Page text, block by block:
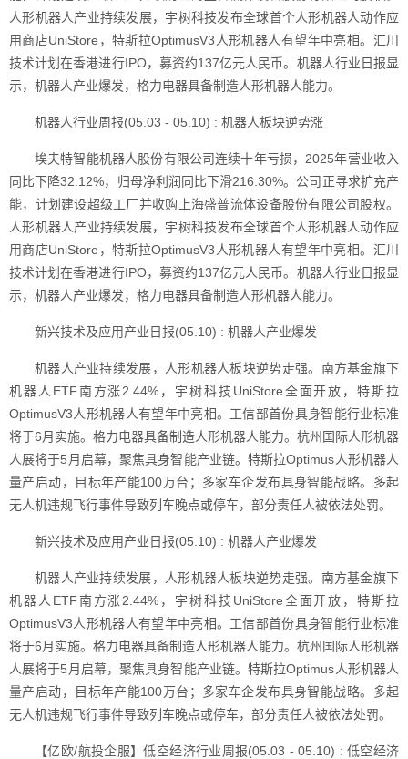
人形机器人产业持续发展，宇树科技发布全球首个人形机器人动作应
用商店UniStore，特斯拉OptimusV3人形机器人有望年中亮相。汇川
技术计划在香港进行IPO，募资约137亿元人民币。机器人行业日报显
示，机器人产业爆发，格力电器具备制造人形机器人能力。
机器人行业周报(05.03 - 05.10) : 机器人板块逆势涨
埃夫特智能机器人股份有限公司连续十年亏损，2025年营业收入
同比下降32.12%，归母净利润同比下滑216.30%。公司正寻求扩充产
能，计划建设超级工厂并收购上海盛普流体设备股份有限公司股权。
人形机器人产业持续发展，宇树科技发布全球首个人形机器人动作应
用商店UniStore，特斯拉OptimusV3人形机器人有望年中亮相。汇川
技术计划在香港进行IPO，募资约137亿元人民币。机器人行业日报显
示，机器人产业爆发，格力电器具备制造人形机器人能力。
新兴技术及应用产业日报(05.10) : 机器人产业爆发
机器人产业持续发展，人形机器人板块逆势走强。南方基金旗下
机器人ETF南方涨2.44%，宇树科技UniStore全面开放，特斯拉
OptimusV3人形机器人有望年中亮相。工信部首份具身智能行业标准
将于6月实施。格力电器具备制造人形机器人能力。杭州国际人形机器
人展将于5月启幕，聚焦具身智能产业链。特斯拉Optimus人形机器人
量产启动，目标年产能100万台；多家车企发布具身智能战略。多起
无人机违规飞行事件导致列车晚点或停车，部分责任人被依法处罚。
新兴技术及应用产业日报(05.10) : 机器人产业爆发
机器人产业持续发展，人形机器人板块逆势走强。南方基金旗下
机器人ETF南方涨2.44%，宇树科技UniStore全面开放，特斯拉
OptimusV3人形机器人有望年中亮相。工信部首份具身智能行业标准
将于6月实施。格力电器具备制造人形机器人能力。杭州国际人形机器
人展将于5月启幕，聚焦具身智能产业链。特斯拉Optimus人形机器人
量产启动，目标年产能100万台；多家车企发布具身智能战略。多起
无人机违规飞行事件导致列车晚点或停车，部分责任人被依法处罚。
【亿欧/航投企服】低空经济行业周报(05.03 - 05.10) : 低空经济